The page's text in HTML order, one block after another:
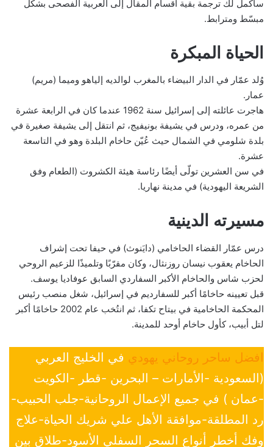
سأكمل لك ترجمة بقية أقسام المقال إلى العربية الفصحى بشكل
مبسّط ومترابط.
الحياة المبكرة
وُلد عمّار في الدار البيضاء بالمغرب لوالديه إلياهو وميما (مريم)
عمار.
هاجرت عائلته إلى إسرائيل سنة 1962 عندما كان في الرابعة عشرة
من عمره، ودرس في يشيفة بونيفيج، ثم انتقل إلى يشيفة صغيرة في
بلدة شلومي في الشمال حيث عُيّن حاخام البلدة وهو في التاسعة
عشرة.
في سن العشرين تولّى أيضًا رئاسة هيئة الكشروت (الطعام وفق
الشريعة اليهودية) في مدينة نهاريا.
مسيرته الدينية
درس عمّار القضاء الحاخامي (دايَنوث) في حيفا تحت إشراف
الحاخام يعقوب نيسان روزنثال، وكان مقرّبًا وتلميذًا للزعيم الروحي
لحزب شاس والحاخام الأكبر السفاردي السابق عوفاديا يوسف.
قبل تعيينه حاخامًا أكبر للسفارديم في إسرائيل، شغل منصب رئيس
المحكمة الحاخامية في بيتاح تكفا، ثم انتُخب عام 2002 حاخامًا أكبر
لتل أبيب، كأول حاخام أوحد للمدينة.
افضل ساحر روحاني يهودي في الخليج العربي
(السعودية -الأمارات – البحرين -قطر -الكويت
-عمان ) في جميع الإعمال الروحانية-جلب الحبيب-
رد المطلقة-موافقة الأهل علي شريك الحياة-علاج
وفك أخطر أنواع السحر السفلي الأسود-طلاق بين